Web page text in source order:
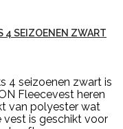
4 SEIZOENEN ZWART
4 seizoenen zwart is
Fleecevest heren
van polyester wat
is geschikt voor